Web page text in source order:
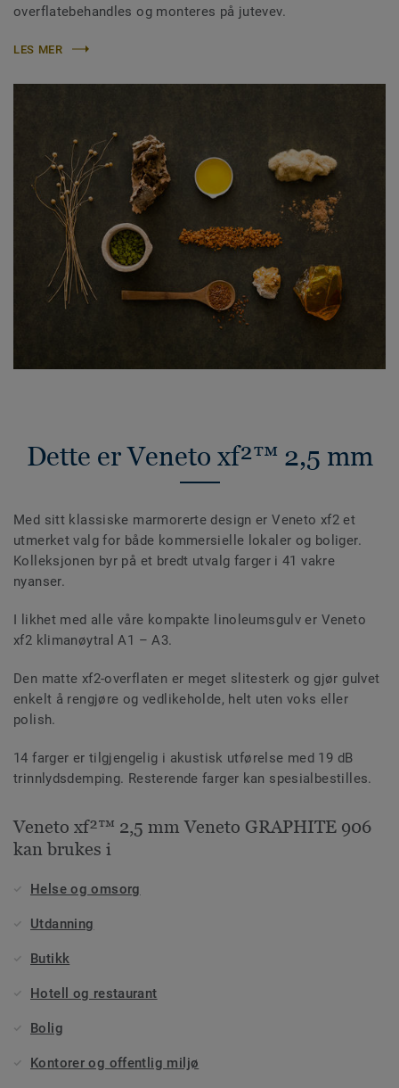
overflatebehandles og monteres på jutevev.
LES MER
Dette er Veneto xf²™ 2,5 mm
Med sitt klassiske marmorerte design er Veneto xf2 et
utmerket valg for både kommersielle lokaler og boliger.
Kolleksjonen byr på et bredt utvalg farger i 41 vakre
nyanser.
I likhet med alle våre kompakte linoleumsgulv er Veneto
xf2 klimanøytral A1 – A3.
Den matte xf2-overflaten er meget slitesterk og gjør gulvet
enkelt å rengjøre og vedlikeholde, helt uten voks eller
polish.
14 farger er tilgjengelig i akustisk utførelse med 19 dB
trinnlydsdemping. Resterende farger kan spesialbestilles.
Veneto xf²™ 2,5 mm Veneto GRAPHITE 906
kan brukes i
Helse og omsorg
Utdanning
Butikk
Hotell og restaurant
Bolig
Kontorer og offentlig miljø